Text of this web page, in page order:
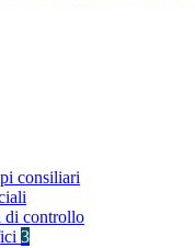
consiliari
di controllo
3